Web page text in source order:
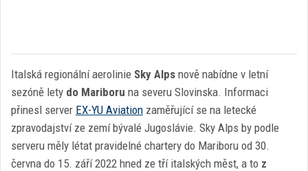
Italská regionální aerolinie Sky Alps nově nabídne v letní
sezóně lety do Mariboru na severu Slovinska. Informaci
přinesl server EX-YU Aviation zaměřující se na letecké
zpravodajství ze zemí bývalé Jugoslávie. Sky Alps by podle
serveru měly létat pravidelné chartery do Mariboru od 30.
června do 15. září 2022 hned ze tří italských měst, a to z